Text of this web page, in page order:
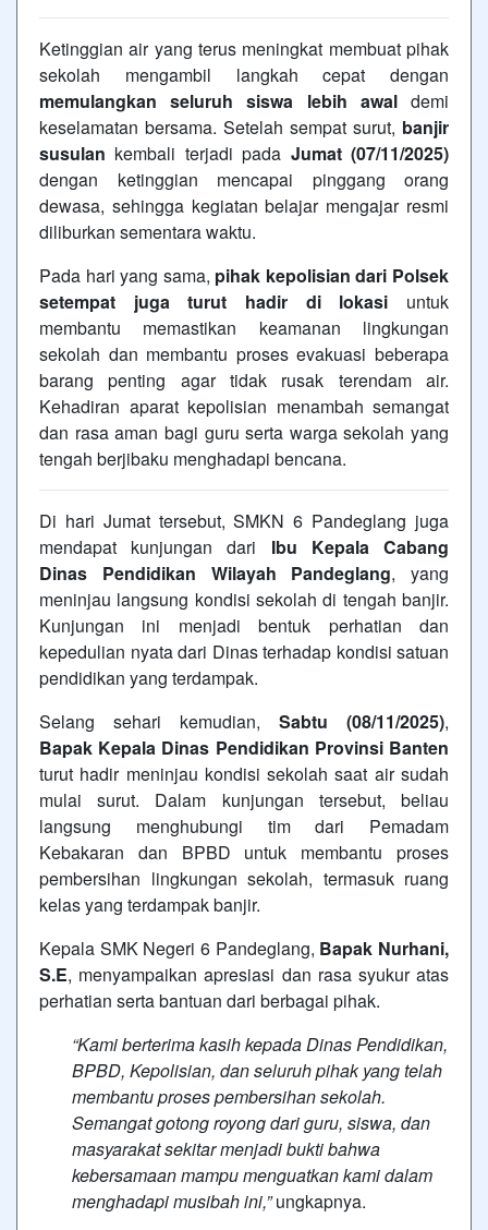
Ketinggian air yang terus meningkat membuat pihak
sekolah mengambil langkah cepat dengan
memulangkan seluruh siswa lebih awaldemi
keselamatan bersama. Setelah sempat surut, banjir
susulan kembali terjadi pada Jumat (07/11/2025)
dengan ketinggian mencapai pinggang orang
dewasa, sehingga kegiatan belajar mengajar resmi
diliburkan sementara waktu.
Pada hari yang sama, pihak kepolisian dari Polsek
setempat juga turut hadir di lokasi untuk
membantu memastikan keamanan lingkungan
sekolah dan membantu proses evakuasi beberapa
barang penting agar tidak rusak terendam air.
Kehadiran aparat kepolisian menambah semangat
dan rasa aman bagi guru serta warga sekolah yang
tengah berjibaku menghadapi bencana.
Di hari Jumat tersebut, SMKN 6 Pandeglang juga
mendapat kunjungan dari Ibu Kepala Cabang
Dinas Pendidikan Wilayah Pandeglang, yang
meninjau langsung kondisi sekolah di tengah banjir.
Kunjungan ini menjadi bentuk perhatian dan
kepedulian nyata dari Dinas terhadap kondisi satuan
pendidikan yang terdampak.
Selang sehari kemudian, Sabtu (08/11/2025),
Bapak Kepala Dinas Pendidikan Provinsi Banten
turut hadir meninjau kondisi sekolah saat air sudah
mulai surut. Dalam kunjungan tersebut, beliau
langsung menghubungi tim dari Pemadam
Kebakaran dan BPBD untuk membantu proses
pembersihan lingkungan sekolah, termasuk ruang
kelas yang terdampak banjir.
Kepala SMK Negeri 6 Pandeglang, Bapak Nurhani,
S.E, menyampaikan apresiasi dan rasa syukur atas
perhatian serta bantuan dari berbagai pihak.
“Kami berterima kasih kepada Dinas Pendidikan,
BPBD, Kepolisian, dan seluruh pihak yang telah
membantu proses pembersihan sekolah.
Semangat gotong royong dari guru, siswa, dan
masyarakat sekitar menjadi bukti bahwa
kebersamaan mampu menguatkan kami dalam
menghadapi musibah ini,”ungkapnya.